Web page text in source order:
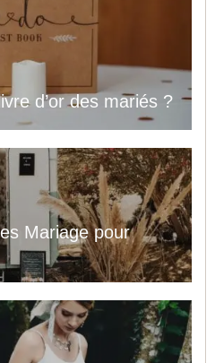
d’or des mariés ?
Mariage pour